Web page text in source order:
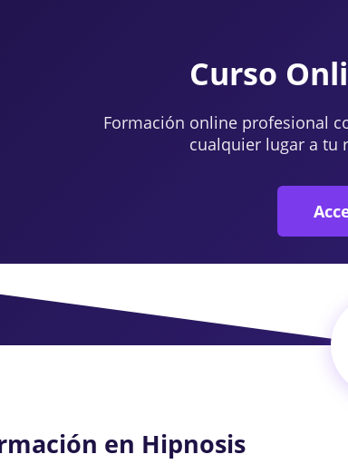
Curso
Formación online profesional
cualquier lugar a tu
en Hipnosis